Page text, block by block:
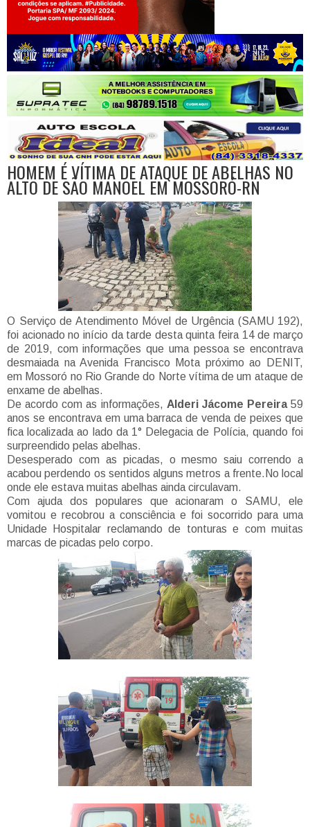
Jogue com responsabilidade. 18+
HOMEM É VÍTIMA DE ATAQUE DE ABELHAS NO
ALTO DE SÃO MANOEL EM MOSSORÓ-RN
O Serviço de Atendimento Móvel de Urgência (SAMU 192),
foi acionado no início da tarde desta quinta feira 14 de março
de 2019, com informações que uma pessoa se encontrava
desmaiada na Avenida Francisco Mota próximo ao DENIT,
em Mossoró no Rio Grande do Norte vítima de um ataque de
enxame de abelhas.
De acordo com as informações, Alderi Jácome Pereira59
anos se encontrava em uma barraca de venda de peixes que
fica localizada ao lado da 1° Delegacia de Polícia, quando foi
surpreendido pelas abelhas.
Desesperado com as picadas, o mesmo saiu correndo a
acabou perdendo os sentidos alguns metros a frente.No local
onde ele estava muitas abelhas ainda circulavam.
Com ajuda dos populares que acionaram o SAMU, ele
vomitou e recobrou a consciência e foi socorrido para uma
Unidade Hospitalar reclamando de tonturas e com muitas
marcas de picadas pelo corpo.